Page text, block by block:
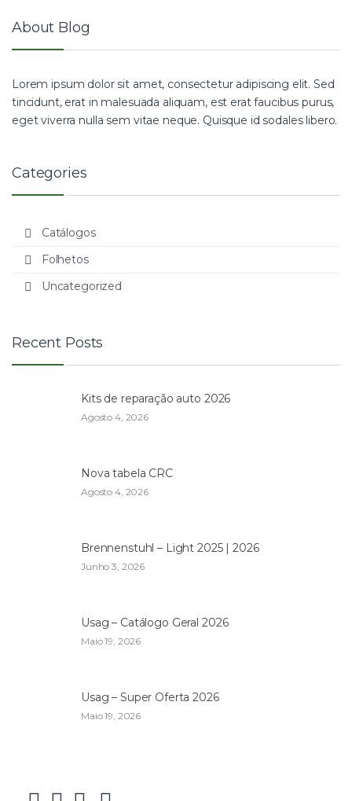
About Blog
Lorem ipsum dolor sit amet, consectetur adipiscing elit. Sed
tincidunt, erat in malesuada aliquam, est erat faucibus purus,
eget viverra nulla sem vitae neque. Quisque id sodales libero.
Categories
Catálogos
Folhetos
Uncategorized
Recent Posts
Kits de reparação auto 2026
Agosto 4, 2026
Nova tabela CRC
Agosto 4, 2026
Brennenstuhl – Light 2025 | 2026
Junho 3, 2026
Usag – Catálogo Geral 2026
Maio 19, 2026
Usag – Super Oferta 2026
Maio 19, 2026